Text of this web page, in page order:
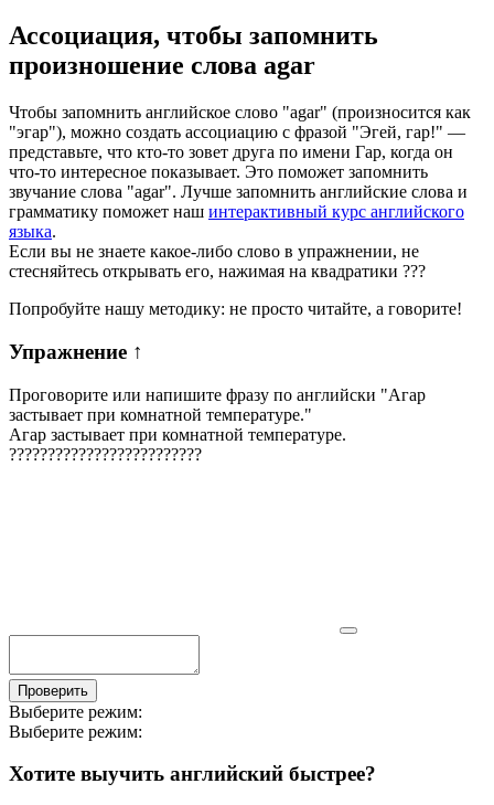
Ассоциация, чтобы запомнить
произношение слова agar
Чтобы запомнить английское слово "agar" (произносится как
"эгар"), можно создать ассоциацию с фразой "Эгей, гар!" —
представьте, что кто-то зовет друга по имени Гар, когда он
что-то интересное показывает. Это поможет запомнить
звучание слова "agar". Лучше запомнить английские слова и
грамматику поможет наш интерактивный курс английского
языка.
Если вы не знаете какое-либо слово в упражнении, не
стесняйтесь открывать его, нажимая на квадратики ???
Попробуйте нашу методику: не просто читайте, а говорите!
Упражнение ↑
Проговорите или напишите фразу по английски "Агар
застывает при комнатной температуре."
Агар застывает при комнатной температуре.
?????????????????????????
Проверить
Выберите режим:
Выберите режим:
Хотите выучить английский быстрее?